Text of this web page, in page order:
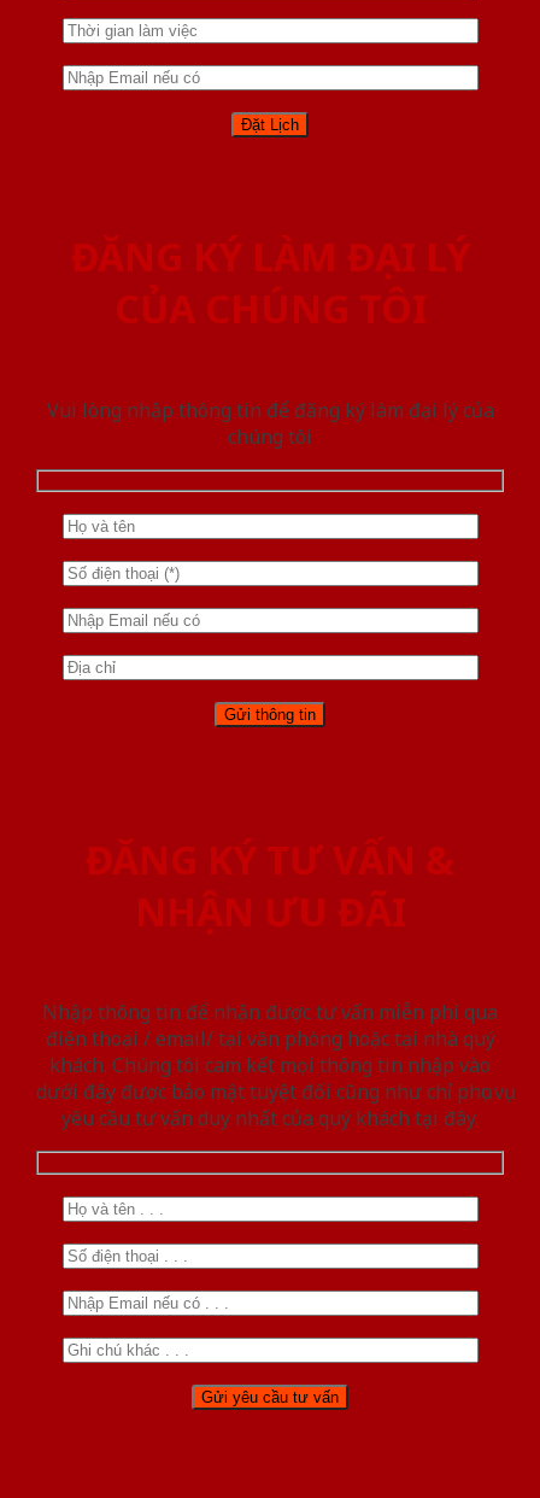
ĐĂNG KÝ LÀM ĐẠI LÝ
CỦA CHÚNG TÔI
Vui lòng nhập thông tin để đăng ký làm đại lý của
chúng tôi
ĐĂNG KÝ TƯ VẤN &
NHẬN ƯU ĐÃI
Nhập thông tin để nhận được tư vấn miễn phí qua
điện thoại / email/ tại văn phòng hoặc tại nhà quý
khách. Chúng tôi cam kết mọi thông tin nhập vào
dưới đây được bảo mật tuyệt đối cũng như chỉ phục vụ
yêu cầu tư vấn duy nhất của quý khách tại đây.